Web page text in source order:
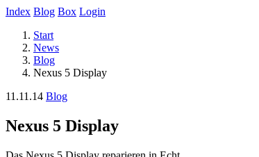
Index Blog Box Login
Start
News
Blog
Nexus 5 Display
11.11.14 Blog
Nexus 5 Display